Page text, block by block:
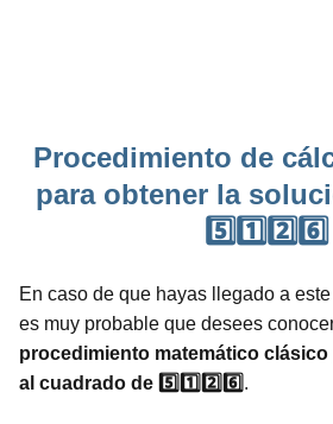
Procedimiento de
para obtener la
5️⃣1️⃣2️⃣6️⃣
En caso de que hayas llegado a
es muy probable que desees
procedimiento matemático clásico
al cuadrado de 5️⃣1️⃣2️⃣6️⃣ .